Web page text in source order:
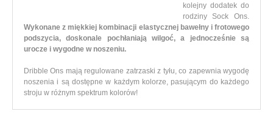
kolejny dodatek do
rodziny Sock Ons.
Wykonane z miękkiej kombinacji elastycznej bawełny i frotowego
podszycia, doskonale pochłaniają wilgoć, a jednocześnie są
urocze i wygodne w noszeniu.
Dribble Ons mają regulowane zatrzaski z tyłu, co zapewnia wygodę
noszenia i są dostępne w każdym kolorze, pasującym do każdego
stroju w różnym spektrum kolorów!